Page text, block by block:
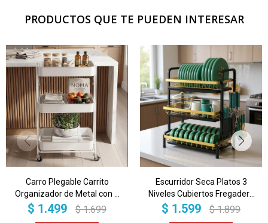
PRODUCTOS QUE TE PUEDEN INTERESAR
Carro Plegable Carrito
Organizador de Metal con 3
Estantes y Ruedas Multiuso
IMBACK Color Blanco
$ 1.499 $ 1.699
Escurridor Seca Platos 3
Niveles Cubiertos Fregadero
Bandeja Estantes Cocina
Alacena Imback Color Negro
$ 1.599 $ 1.899